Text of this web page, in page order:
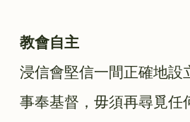
教會自主
浸信會堅信一間正確地設
事奉基督，毋須再尋覓任